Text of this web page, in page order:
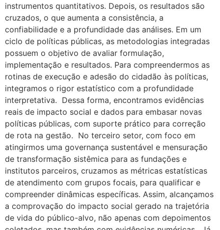
instrumentos quantitativos. Depois, os resultados são
cruzados, o que aumenta a consistência, a
confiabilidade e a profundidade das análises. Em um
ciclo de políticas públicas, as metodologias integradas
possuem o objetivo de avaliar formulação,
implementação e resultados. Para compreendermos as
rotinas de execução e adesão do cidadão às políticas,
integramos o rigor estatístico com a profundidade
interpretativa. Dessa forma, encontramos evidências
reais de impacto social e dados para embasar novas
políticas públicas, com suporte prático para correção
de rota na gestão. No terceiro setor, com foco em
atingirmos uma governança sustentável e mensuração
de transformação sistêmica para as fundações e
institutos parceiros, cruzamos as métricas estatísticas
de atendimento com grupos focais, para qualificar e
compreender dinâmicas específicas. Assim, alcançamos
a comprovação do impacto social gerado na trajetória
de vida do público-alvo, não apenas com depoimentos